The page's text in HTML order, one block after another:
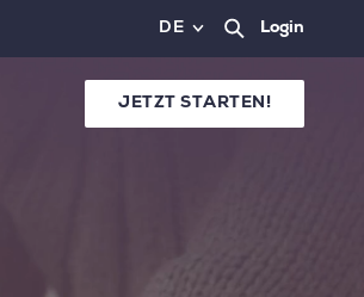
DE Login
JETZT STARTEN!